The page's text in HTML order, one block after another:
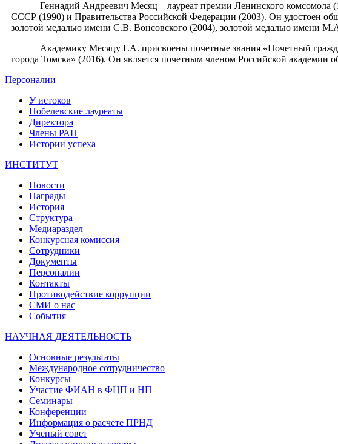
Геннадий Андреевич Месяц – лауреат премии Ленинского комсомола
СССР (1990) и Правительства Российской Федерации (2003). Он удостоен
золотой медалью имени С.В. Вонсовского (2004), золотой медалью имени
Академику Месяцу Г.А. присвоены почетные звания «Почетный
города Томска» (2016). Он является почетным членом Российской академии
Персоналии
У истоков
Нобелевские лауреаты
Директора
Члены РАН
Истории успеха
ИНСТИТУТ
Новости
Награды
История
Структура
Медиараздел
Конкурсная комиссия
Сотрудники
Документы
Персоналии
Контакты
Противодействие коррупции
СМИ о нас
События
НАУЧНАЯ ДЕЯТЕЛЬНОСТЬ
Основные результаты
Международное сотрудничество
Конкурсы
Участие ФИАН в ФЦП и НП
Семинары
Конференции
Информация о расчете ПРНД
Ученый совет